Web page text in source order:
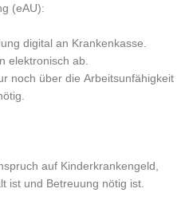
(eAU):
digital an Krankenkasse.
elektronisch ab.
noch über die Arbeitsunfähigkeit
auf Kinderkrankengeld,
ist und Betreuung nötig ist.